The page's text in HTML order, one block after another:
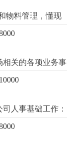
物料管理，懂现
相关的各项业务事
沟通协调能力，
人事基础工作：
，跟进各项工作
2.做事踏实、细